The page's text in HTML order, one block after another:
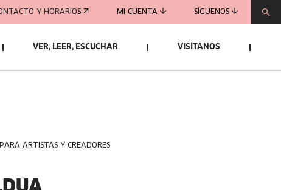
Y HORARIOS MI CUENTA SÍGUENOS
VER, LEER, ESCUCHAR VISÍTANOS
ARTISTAS Y CREADORES